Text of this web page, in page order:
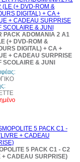
PACK ADOMANIA 2 A1
(+ DVD-ROM &
DIGITAL) + CA +
+ CADEAU SURPRISE
SCOLAIRE & JUNI
5 PACK C1 - C2
+ CADEAU SURPRISE)